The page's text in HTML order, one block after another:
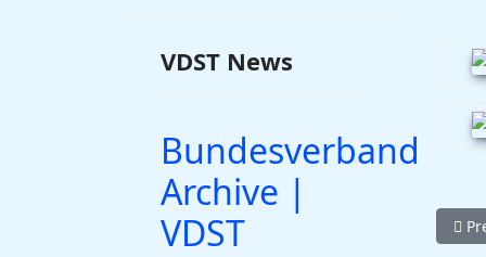
VDST News
Bundesverband
Archive |
VDST